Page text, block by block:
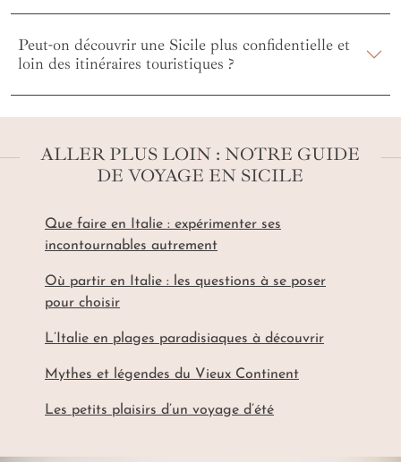
Peut-on découvrir une Sicile plus confidentielle et
loin des itinéraires touristiques ?
ALLER PLUS LOIN : NOTRE GUIDE
DE VOYAGE EN SICILE
Que faire en Italie : expérimenter ses
incontournables autrement
Où partir en Italie : les questions à se poser
pour choisir
L’Italie en plages paradisiaques à découvrir
Mythes et légendes du Vieux Continent
Les petits plaisirs d’un voyage d’été